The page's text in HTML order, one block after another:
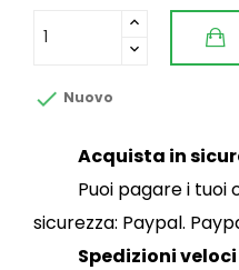
 Nuovo
Acquista in
Puoi pagare i
sicurezza: Paypal.
Spedizioni